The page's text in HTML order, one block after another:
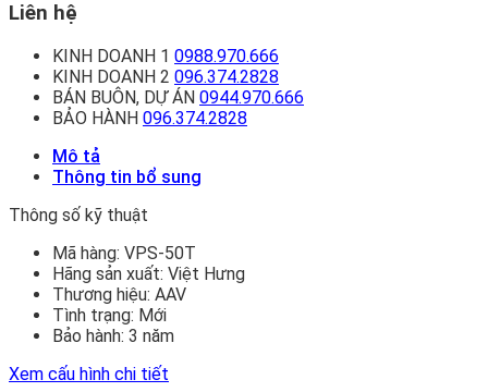
Liên hệ
KINH DOANH 1 0988.970.666
KINH DOANH 2 096.374.2828
BÁN BUÔN, DỰ ÁN 0944.970.666
BẢO HÀNH 096.374.2828
Mô tả
Thông tin bổ sung
Thông số kỹ thuật
Mã hàng: VPS-50T
Hãng sản xuất: Việt Hưng
Thương hiệu: AAV
Tình trạng: Mới
Bảo hành: 3 năm
Xem cấu hình chi tiết